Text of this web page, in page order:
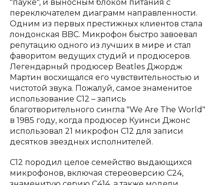
"пауке", и выносным блоком питания с
переключателем диаграмм направленности.
Одним из первых престижных клиентов стала
лондонская BBC. Микрофон быстро завоевал
репутацию одного из лучших в мире и стал
фаворитом ведущих студий и продюсеров.
Легендарный продюсер Beatles Джордж
Мартин восхищался его чувствительностью и
чистотой звука. Пожалуй, самое знаменитое
использование C12 – запись
благотворительного сингла "We Are The World"
в 1985 году, когда продюсер Куинси Джонс
использовал 21 микрофон C12 для записи
десятков звездных исполнителей.
C12 породил целое семейство выдающихся
микрофонов, включая стереоверсию C24,